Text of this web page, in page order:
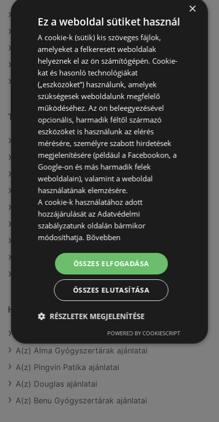
dm itt: Kiskunhalasi
dm itt: Gárdonyi
dm itt: Zalaegerszegi
dm itt: Hajdúböszörményi
dm itt: Nyíregyházai
További linkek
A(z) dm ajánlatai
A(z) Benu Gyógyszertárak ajánlatai
A(z) Kulcs patika ajánlatai
A(z) Oriflame aktuális akciós újságjai
A(z) goods market aktuális akciós újságjai
A(z) Magnetic aktuális akciós újságjai
A(z) Benu Gyógyszertárak aktuális akciós újságjai
A(z) Alma Gyógyszertárak aktuális akciós újságjai
A(z) dm üzletei itt: Sopron-Fertődi
Hasonló kiskereskedők
A(z) Alma Gyógyszertárak ajánlatai
A(z) Pingvin Patika ajánlatai
A(z) Douglas ajánlatai
A(z) Benu Gyógyszertárak ajánlatai
×
Ez a weboldal sütiket használ
A cookie-k (sütik) kis szöveges fájlok,
amelyeket a felkeresett weboldalak
helyeznek el az ön számítógépén. Cookie-
kat és hasonló technológiákat
(„eszközöket”) használunk, amelyek
szükségesek weboldalunk megfelelő
működéséhez. Az ön beleegyezésével
opcionális, harmadik féltől származó
eszközöket is használunk az elérés
mérésére, személyre szabott hirdetések
megjelenítésére (például a Facebookon, a
Google-on és más harmadik felek
weboldalain), valamint a weboldal
használatának elemzésére.
A cookie-k használatához adott
hozzájárulását az Adatvédelmi
szabályzatunk oldalán bármikor
módosíthatja. Bővebben
ÖSSZES ELFOGADÁSA
ÖSSZES ELUTASÍTÁSA
RÉSZLETEK MEGJELENÍTÉSE
POWERED BY COOKIESCRIPT